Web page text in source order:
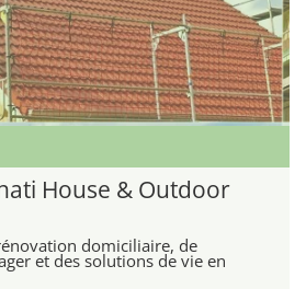
House & Outdoor
domiciliaire, de
et des solutions de vie en